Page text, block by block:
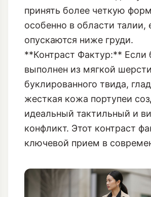
выполнен из мягкой шерсти
буклированного твида,
жесткая кожа портупеи
идеальный тактильный и
конфликт.Этот контраст
ключевой прием в